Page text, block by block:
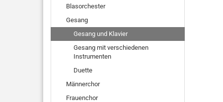
Blasorchester
Gesang
Gesang und Klavier
Gesang mit verschiedenen
Instrumenten
Duette
Männerchor
Frauenchor